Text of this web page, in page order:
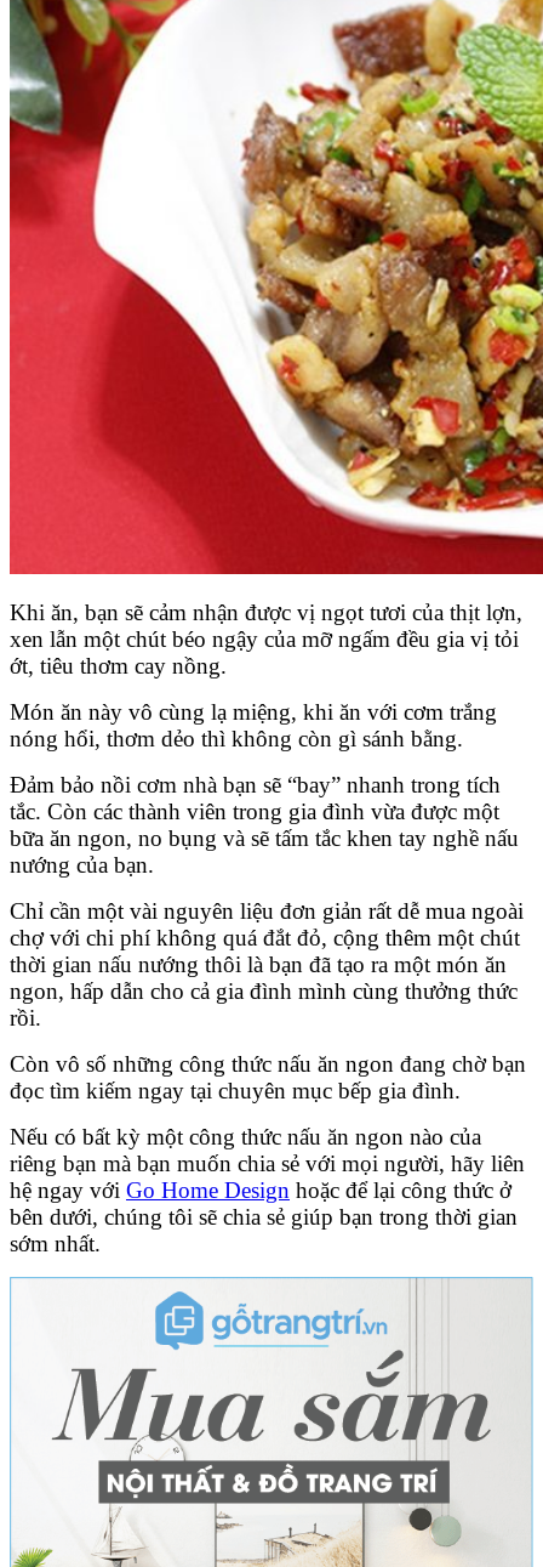
Khi ăn, bạn sẽ cảm nhận được vị ngọt tươi của thịt lợn,
xen lẫn một chút béo ngậy của mỡ ngấm đều gia vị tỏi
ớt, tiêu thơm cay nồng.
Món ăn này vô cùng lạ miệng, khi ăn với cơm trắng
nóng hổi, thơm dẻo thì không còn gì sánh bằng.
Đảm bảo nồi cơm nhà bạn sẽ “bay” nhanh trong tích
tắc. Còn các thành viên trong gia đình vừa được một
bữa ăn ngon, no bụng và sẽ tấm tắc khen tay nghề nấu
nướng của bạn.
Chỉ cần một vài nguyên liệu đơn giản rất dễ mua ngoài
chợ với chi phí không quá đắt đỏ, cộng thêm một chút
thời gian nấu nướng thôi là bạn đã tạo ra một món ăn
ngon, hấp dẫn cho cả gia đình mình cùng thưởng thức
rồi.
Còn vô số những công thức nấu ăn ngon đang chờ bạn
đọc tìm kiếm ngay tại chuyên mục bếp gia đình.
Nếu có bất kỳ một công thức nấu ăn ngon nào của
riêng bạn mà bạn muốn chia sẻ với mọi người, hãy liên
hệ ngay với Go Home Design hoặc để lại công thức ở
bên dưới, chúng tôi sẽ chia sẻ giúp bạn trong thời gian
sớm nhất.